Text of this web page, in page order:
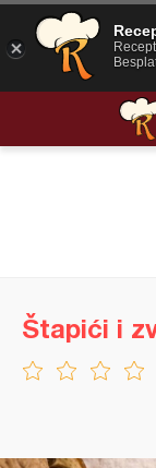
Štapići i